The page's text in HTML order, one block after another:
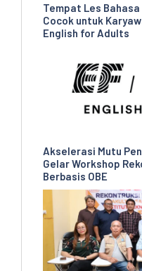
Tempat Les
Cocok untuk
English for Adults
Akselerasi Mutu
Gelar Workshop
Berbasis OBE